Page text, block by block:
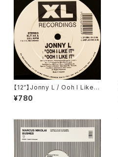
【12”】Jonny L / Ooh I Like It
(XL Recordings) (XLT 44)
¥780